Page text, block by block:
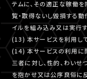
テムに、その適正な稼働を
覧・取得ないし毀損する
イルを組み込み又は実行
(13) 本サービスを利用し
(14) 本サービスの利用に
三者に対し、性的、わいせ
を抱かせ又は公序良俗に